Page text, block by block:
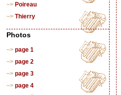
Poireau
Thierry
Photos
page 1
page 2
page 3
page 4